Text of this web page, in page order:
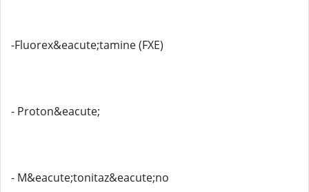
-Fluorex&eacute;tamine (FXE)
- Proton&eacute;
- M&eacute;tonitaz&eacute;no